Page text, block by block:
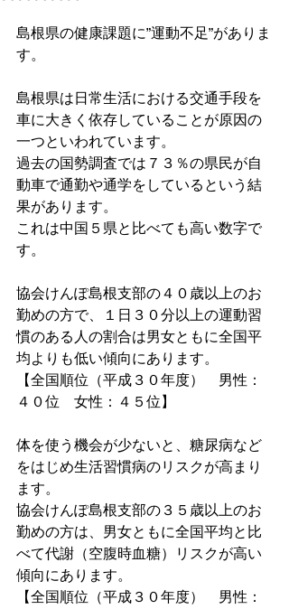
島根県の健康課題に”運動不足”がありま
す。
島根県は日常生活における交通手段を
車に大きく依存していることが原因の
一つといわれています。
過去の国勢調査では７３％の県民が自
動車で通勤や通学をしているという結
果があります。
これは中国５県と比べても高い数字で
す。
協会けんぽ島根支部の４０歳以上のお
勤めの方で、１日３０分以上の運動習
慣のある人の割合は男女ともに全国平
均よりも低い傾向にあります。
【全国順位（平成３０年度）　男性：
４０位　女性：４５位】
体を使う機会が少ないと、糖尿病など
をはじめ生活習慣病のリスクが高まり
ます。
協会けんぽ島根支部の３５歳以上のお
勤めの方は、男女ともに全国平均と比
べて代謝（空腹時血糖）リスクが高い
傾向にあります。
【全国順位（平成３０年度）　男性：